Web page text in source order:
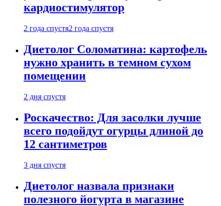
кардиостимулятор
2 года спустя2 года спустя
Диетолог Соломатина: картофель
нужно хранить в темном сухом
помещении
2 дня спустя
Роскачество: Для засолки лучше
всего подойдут огурцы длиной до
12 сантиметров
3 дня спустя
Диетолог назвала признаки
полезного йогурта в магазине